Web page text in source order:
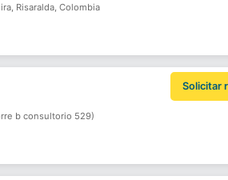
Risaralda, Colombia
Solicitar
b consultorio 529)